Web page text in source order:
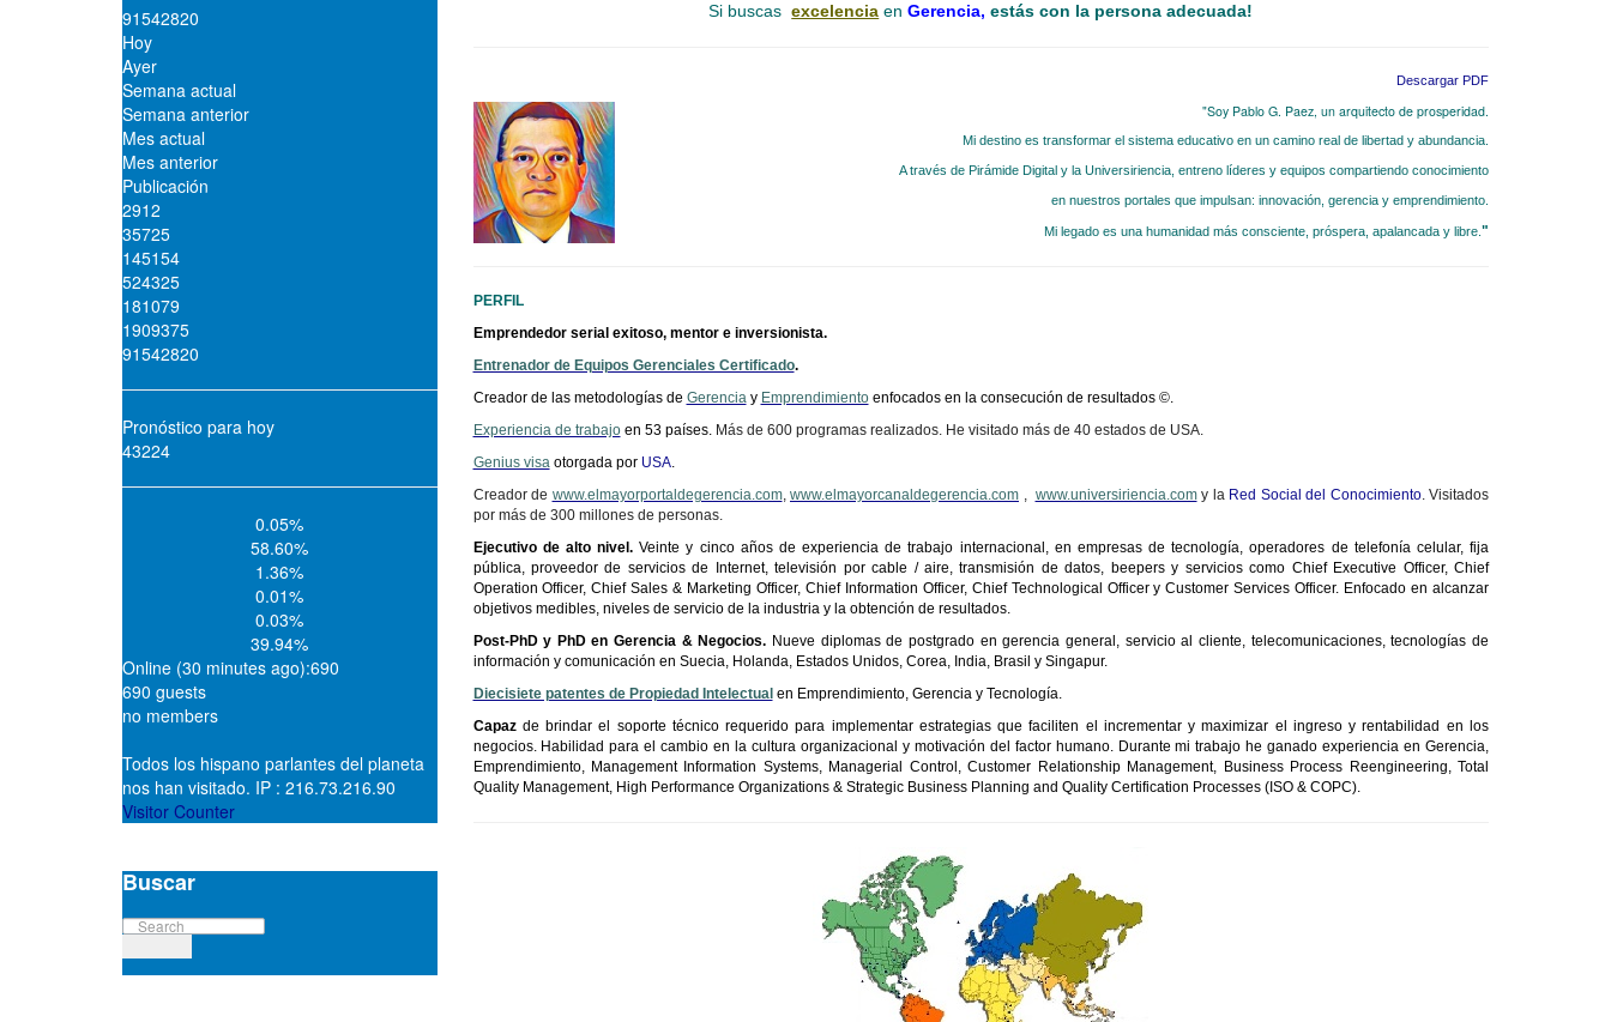
Si buscas excelencia en Gerencia,estás con la persona adecuada!
Descargar PDF
"Soy Pablo G. Paez, un arquitecto de prosperidad.
Mi destino es transformar el sistema educativo en un camino real de libertad y abundancia.
A través de Pirámide Digital y la Universiriencia, entreno líderes y equipos compartiendo conocimiento
en nuestros portales que impulsan: innovación, gerencia y emprendimiento.
Mi legado es una humanidad más consciente, próspera, apalancada y libre. "
PERFIL
Emprendedor serial exitoso, mentor e inversionista.
Entrenador de Equipos Gerenciales Certificado.
Creador de las metodologías de Gerenciay Emprendimientoenfocados en la consecución de resultados ©.
Experiencia de trabajoen 53 países. Más de 600 programas realizados. He visitado más de 40 estados de USA.
Genius visaotorgada por USA.
Creador de www.elmayorportaldegerencia.com, www.elmayorcanaldegerencia.com , www.universiriencia.comy la Red Social del Conocimiento. Visitados
por más de 300 millones de personas.
Ejecutivo de alto nivel. Veinte y cinco años de experiencia de trabajo internacional, en empresas de tecnología, operadores de telefonía celular, fija
pública, proveedor de servicios de Internet, televisión por cable / aire, transmisión de datos, beepers y servicios como Chief Executive Officer,Chief
Operation Officer,ChiefSales & MarketingOfficer, Chief Information Officer, Chief Technological OfficeryCustomer Services Officer. Enfocado en alcanzar
objetivos medibles, niveles de servicio de la industria y la obtención de resultados.
Post-PhD y PhD en Gerencia & Negocios. Nueve diplomas de postgrado en gerencia general, servicio al cliente, telecomunicaciones, tecnologías de
información y comunicación en Suecia, Holanda, Estados Unidos, Corea, India, Brasil y Singapur.
Diecisiete patentes de Propiedad Intelectual en Emprendimiento, Gerencia y Tecnología.
Capazde brindar el soporte técnico requerido para implementar estrategias que faciliten el incrementar y maximizar el ingreso y rentabilidad en los
negocios. Habilidad para el cambio en la cultura organizacional y motivación del factor humano. Durante mitrabajo heganado experiencia en Gerencia,
Emprendimiento, Management Information Systems, Managerial Control, Customer Relationship Management, Business Process Reengineering, Total
Quality Management, High Performance Organizations & Strategic Business Planning and Quality Certification Processes (ISO & COPC).
91542820
Hoy
Ayer
Semana actual
Semana anterior
Mes actual
Mes anterior
Publicación
2912
35725
145154
524325
181079
1909375
91542820
Pronóstico para hoy
43224
0.05%
58.60%
1.36%
0.01%
0.03%
39.94%
Online (30 minutes ago):690
690 guests
no members
Todos los hispano parlantes del planeta
nos han visitado. IP : 216.73.216.90
Visitor Counter
Buscar